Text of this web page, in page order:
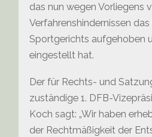
das nun wegen Vorliegens
Verfahrenshindernissen
Sportgerichts aufgehoben
eingestellt hat.
Der für Rechts- und
zuständige 1. DFB-
Koch sagt: „Wir haben
der Rechtmäßigkeit der